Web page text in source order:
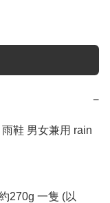
−
鞋 男女兼用 rain
270g 一隻 (以